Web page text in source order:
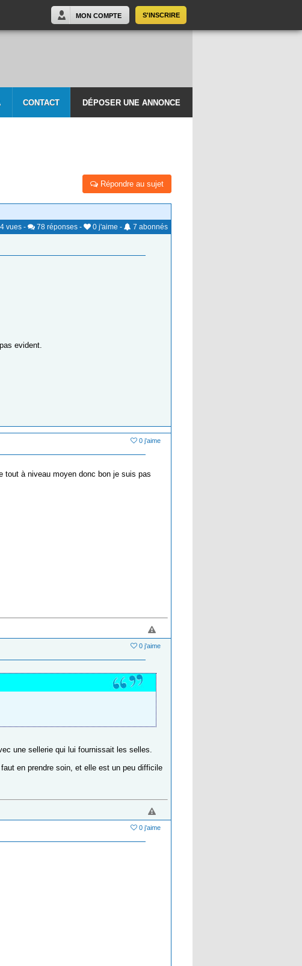
S'INSCRIRE
MON COMPTE
CONTACT DÉPOSER UNE ANNONCE
Répondre au sujet
vues - 78 réponses - 0 j'aime - 7 abonnés
evident.
0 j'aime
tout à niveau moyen donc bon je suis pas
0 j'aime
une sellerie qui lui fournissait les selles.
en prendre soin, et elle est un peu difficile
0 j'aime